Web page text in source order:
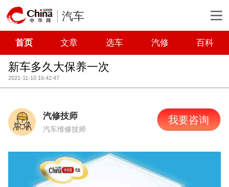
汽车
首页 文章 选车 汽修 百科
新车多久大保养一次
2021-11-10 16:42:47
汽修技师
汽车维修技师
我要咨询